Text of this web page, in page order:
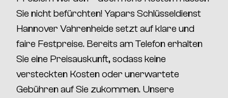
Sie nicht befürchten!Yapars Schlüsseldienst
Hannover Vahrenheide setzt aufklare und
faire Festpreise. Bereits am Telefon erhalten
Sie eine Preisauskunft, sodass keine
versteckten Kosten oder unerwartete
Gebührenauf Sie zukommen. Unsere